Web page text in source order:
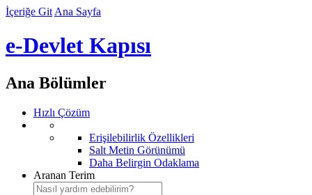
İçeriğe Git Ana Sayfa
e-Devlet Kapısı
Ana Bölümler
Hızlı Çözüm
Erişilebilirlik Özellikleri
Salt Metin Görünümü
Daha Belirgin Odaklama
Aranan Terim